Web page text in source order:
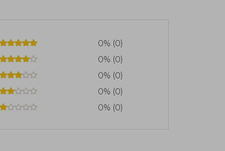
0% (0)
0% (0)
0% (0)
0% (0)
0% (0)